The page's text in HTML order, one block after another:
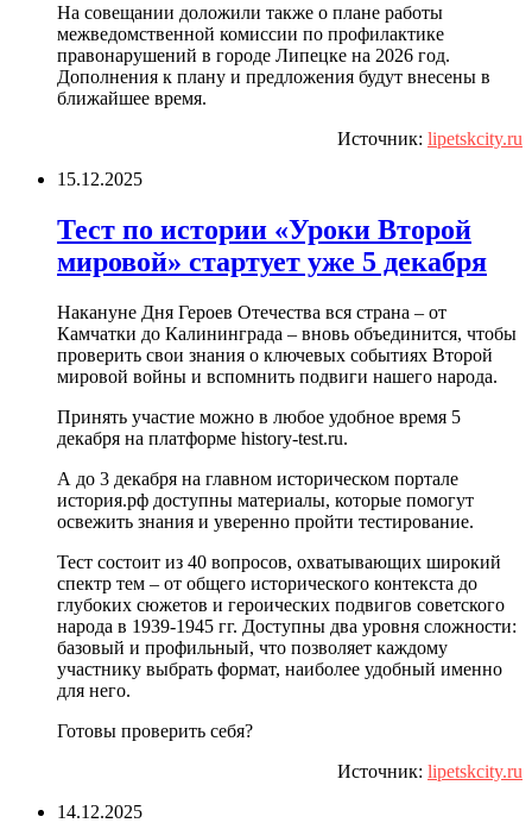
На совещании доложили также о плане работы
межведомственной комиссии по профилактике
правонарушений в городе Липецке на 2026 год.
Дополнения к плану и предложения будут внесены в
ближайшее время.
Источник: lipetskcity.ru
15.12.2025
Тест по истории «Уроки Второй
мировой» стартует уже 5 декабря
Накануне Дня Героев Отечества вся страна – от
Камчатки до Калининграда – вновь объединится, чтобы
проверить свои знания о ключевых событиях Второй
мировой войны и вспомнить подвиги нашего народа.
Принять участие можно в любое удобное время 5
декабря на платформе history-test.ru.
А до 3 декабря на главном историческом портале
история.рф доступны материалы, которые помогут
освежить знания и уверенно пройти тестирование.
Тест состоит из 40 вопросов, охватывающих широкий
спектр тем – от общего исторического контекста до
глубоких сюжетов и героических подвигов советского
народа в 1939-1945 гг. Доступны два уровня сложности:
базовый и профильный, что позволяет каждому
участнику выбрать формат, наиболее удобный именно
для него.
Готовы проверить себя?
Источник: lipetskcity.ru
14.12.2025